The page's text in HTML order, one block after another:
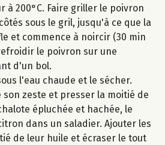
à 200°C. Faire griller le poivron
sous le gril, jusqu'à ce que la
et commence à noircir (30 min
le poivron sur une
d'un bol.
l'eau chaude et le sécher.
son zeste et presser la moitié de
épluchée et hachée, le
dans un saladier. Ajouter les
de leur huile et écraser le tout